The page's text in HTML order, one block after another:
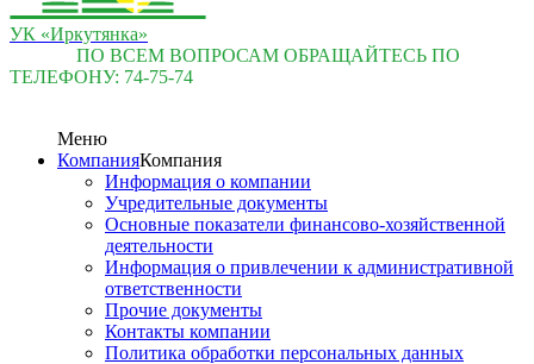
УК «Иркутянка»
ПО ВСЕМ ВОПРОСАМ ОБРАЩАЙТЕСЬ ПО
ТЕЛЕФОНУ: 74-75-74
Меню
КомпанияКомпания
Информация о компании
Учредительные документы
Основные показатели финансово-хозяйственной
деятельности
Информация о привлечении к административной
ответственности
Прочие документы
Контакты компании
Политика обработки персональных данных